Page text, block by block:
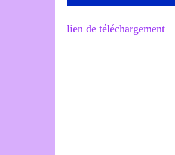
lien de téléchargement